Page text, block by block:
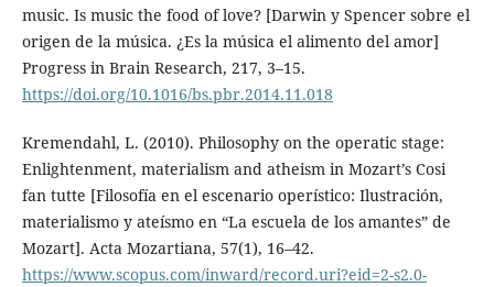
music. Is music the food of love? [Darwin y Spencer sobre el
origen de la música. ¿Es la música el alimento del amor]
Progress in Brain Research, 217, 3–15.
https://doi.org/10.1016/bs.pbr.2014.11.018
Kremendahl, L. (2010). Philosophy on the operatic stage:
Enlightenment, materialism and atheism in Mozart’s Cosi
fan tutte [Filosofía en el escenario operístico: Ilustración,
materialismo y ateísmo en “La escuela de los amantes” de
Mozart]. Acta Mozartiana, 57(1), 16–42.
https://www.scopus.com/inward/record.uri?eid=2-s2.0-